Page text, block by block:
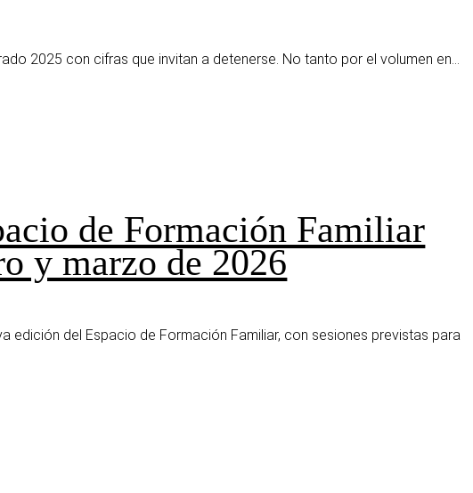
2025 con cifras que invitan a detenerse. No tanto por el volumen en...
de Formación Familiar
y marzo de 2026
edición del Espacio de Formación Familiar, con sesiones previstas para